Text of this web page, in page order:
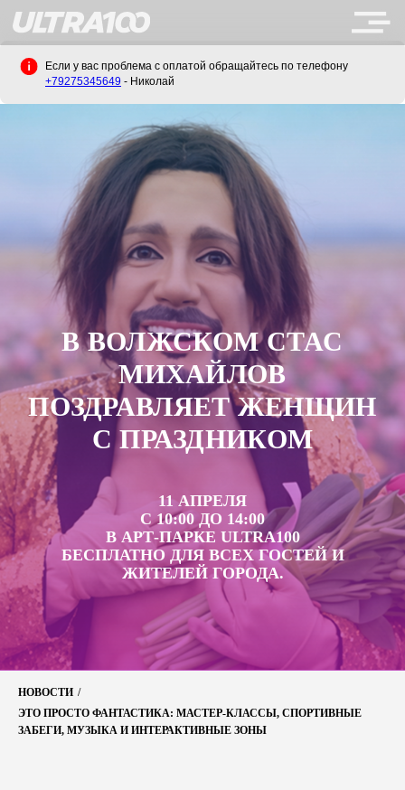
Если у вас проблема с оплатой обращайтесь по телефону
+79275345649 - Николай
В ВОЛЖСКОМ СТАС
МИХАЙЛОВ
ПОЗДРАВЛЯЕТ ЖЕНЩИН
С ПРАЗДНИКОМ
11 АПРЕЛЯ
С 10:00 ДО 14:00
В АРТ-ПАРКЕ ULTRA100
БЕСПЛАТНО ДЛЯ ВСЕХ ГОСТЕЙ И
ЖИТЕЛЕЙ ГОРОДА.
НОВОСТИ /
ЭТО ПРОСТО ФАНТАСТИКА: МАСТЕР-КЛАССЫ, СПОРТИВНЫЕ
ЗАБЕГИ, МУЗЫКА И ИНТЕРАКТИВНЫЕ ЗОНЫ